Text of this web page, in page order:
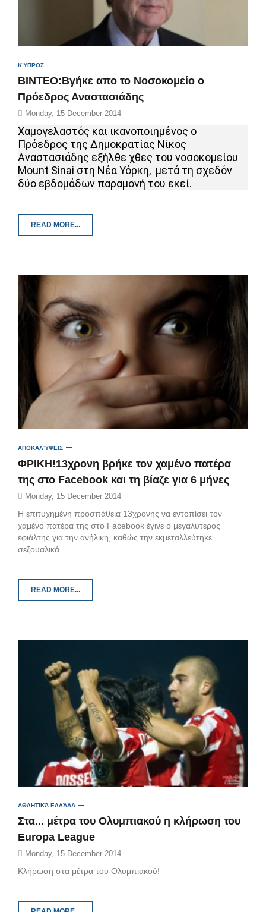
ΚΎΠΡΟΣ
ΒΙΝΤΕΟ:Βγήκε απο το Νοσοκομείο ο
Πρόεδρος Αναστασιάδης
Monday, 15 December 2014
Χαμογελαστός και ικανοποιημένος ο
Πρόεδρος της Δημοκρατίας Νίκος
Αναστασιάδης εξήλθε χθες του νοσοκομείου
Mount Sinai στη Νέα Υόρκη, μετά τη σχεδόν
δύο εβδομάδων παραμονή του εκεί.
READ MORE...
ΑΠΟΚΑΛΎΨΕΙΣ
ΦΡΙΚΗ!13χρονη βρήκε τον χαμένο πατέρα
της στο Facebook και τη βίαζε για 6 μήνες
Monday, 15 December 2014
Η επιτυχημένη προσπάθεια 13χρονης να εντοπίσει τον
χαμένο πατέρα της στο Facebook έγινε ο μεγαλύτερος
εφιάλτης για την ανήλικη, καθώς την εκμεταλλεύτηκε
σεξουαλικά.
READ MORE...
ΑΘΛΗΤΙΚΆ ΕΛΛΆΔΑ
Στα... μέτρα του Ολυμπιακού η κλήρωση του
Europa League
Monday, 15 December 2014
Kλήρωση στα μέτρα του Ολυμπιακού!